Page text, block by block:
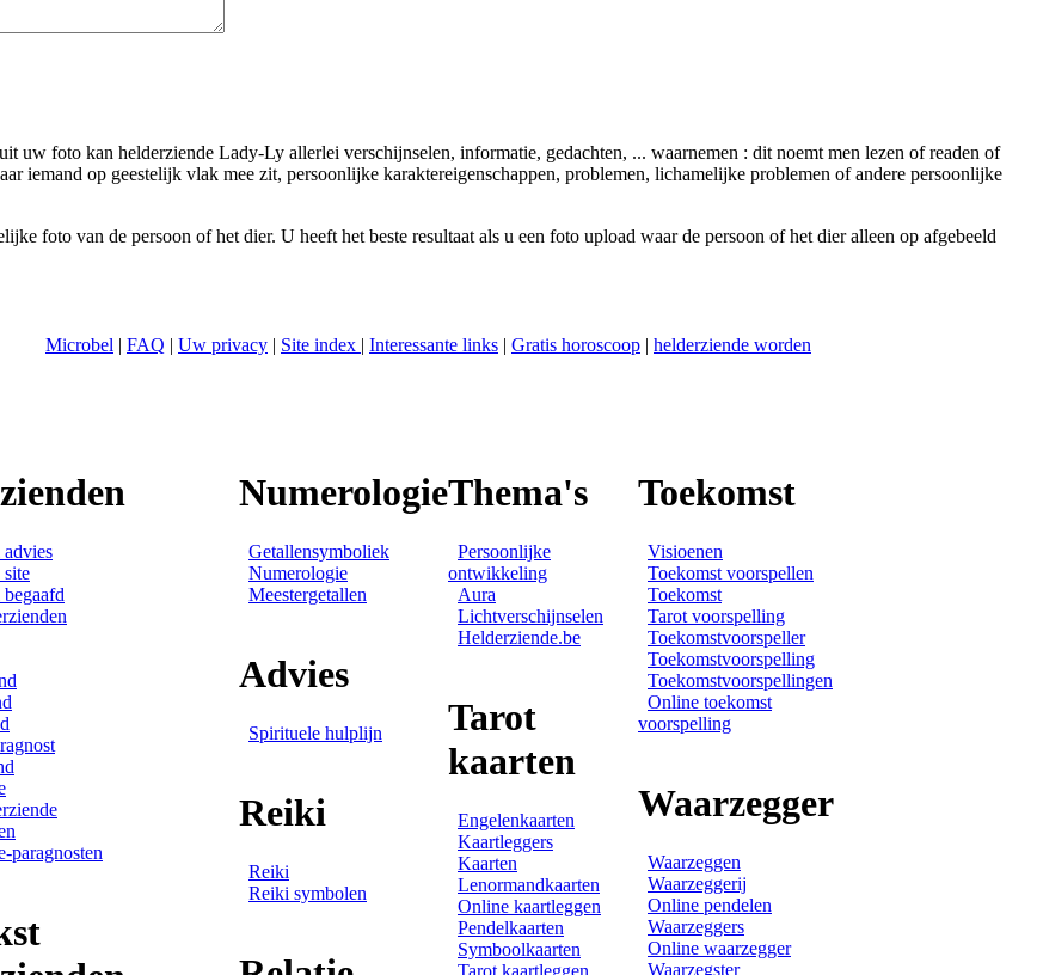
uw foto kan helderziende Lady-Ly allerlei verschijnselen, informatie, gedachten, ... waarnemen : dit noemt men lezen of readen of
iemand op geestelijk vlak mee zit, persoonlijke karaktereigenschappen, problemen, lichamelijke problemen of andere persoonlijke
foto van de persoon of het dier. U heeft het beste resultaat als u een foto upload waar de persoon of het dier alleen op afgebeeld
Microbel | FAQ | Uw privacy | Site index | Interessante links | Gratis horoscoop | helderziende worden
advies
site
paragnosten
Numerologie
Getallensymboliek
Numerologie
Meestergetallen
Advies
Spirituele hulplijn
Reiki
Reiki
Reiki symbolen
Thema's
Persoonlijke
ontwikkeling
Aura
Lichtverschijnselen
Helderziende.be
Tarot
kaarten
Engelenkaarten
Kaartleggers
Kaarten
Lenormandkaarten
Online kaartleggen
Pendelkaarten
Symboolkaarten
Tarot kaartleggen
Toekomst
Visioenen
Toekomst voorspellen
Toekomst
Tarot voorspelling
Toekomstvoorspeller
Toekomstvoorspelling
Toekomstvoorspellingen
Online toekomst
voorspelling
Waarzegger
Waarzeggen
Waarzeggerij
Online pendelen
Waarzeggers
Online waarzegger
Waarzegster